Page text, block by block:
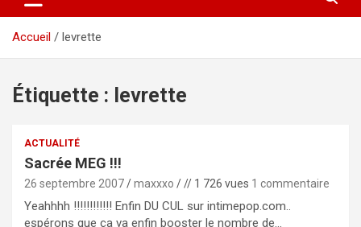
lyon
Accueil
levrette
Étiquette : levrette
ACTUALITÉ
Sacrée MEG !!!
26 septembre 2007 maxxxo // 1 726 vues 1 commentaire
Yeahhhh !!!!!!!!!!!! Enfin DU CUL sur intimepop.com..
espérons que ça va enfin booster le nombre de…